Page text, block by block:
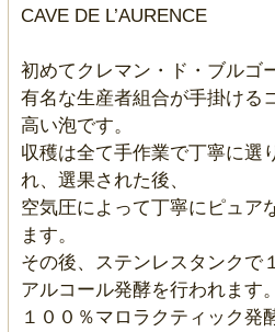
CAVE DE L’AURENCE
初めてクレマン・ド・ブルゴ
有名な生産者組合が手掛ける
高い泡です。
収穫は全て手作業で丁寧に選
れ、選果された後、
空気圧によって丁寧にピュア
ます。
その後、ステンレスタンク
アルコール発酵を行われます
１００％マロラクティック発